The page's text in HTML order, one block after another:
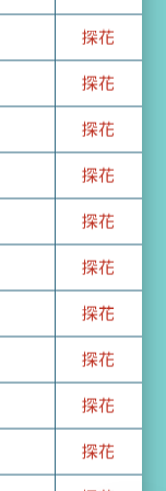
探花
探花
探花
探花
探花
探花
探花
探花
探花
探花
探花